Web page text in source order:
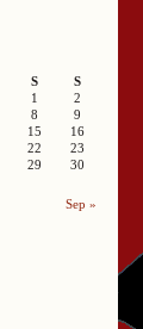
S
S
1
2
8
9
15
16
22
23
29
30
Sep »